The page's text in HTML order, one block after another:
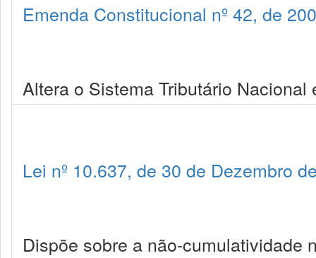
Emenda Constitucional nº 42, de
Altera o Sistema Tributário
Lei nº 10.637, de 30 de Dezembro
Dispõe sobre a não-cumulatividade